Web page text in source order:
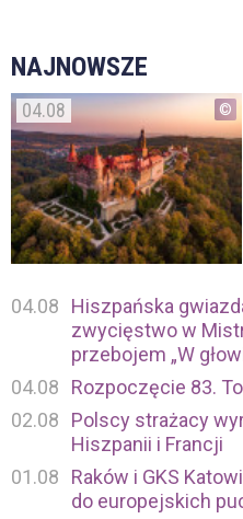
NAJNOWSZE
04.08
04.08
Hiszpańska
zwycięstwo w
przebojem „W
04.08
Rozpoczęcie 83.
02.08
Polscy strażacy
Hiszpanii i Francji
01.08
Raków i GKS
do europejskich